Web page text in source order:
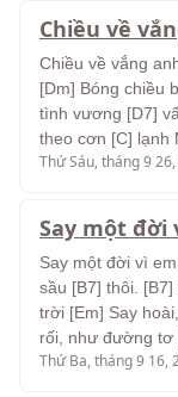
Chiều về
Chiều về vắng
[Dm] Bóng chiều
tình vương [D7]
theo cơn [C] lạnh
Thứ Sáu, tháng 9
Say một đời
Say một đời vì
sầu [B7] thôi.
trời [Em] Say
rối, như đường tơ
Thứ Ba, tháng 9 16,